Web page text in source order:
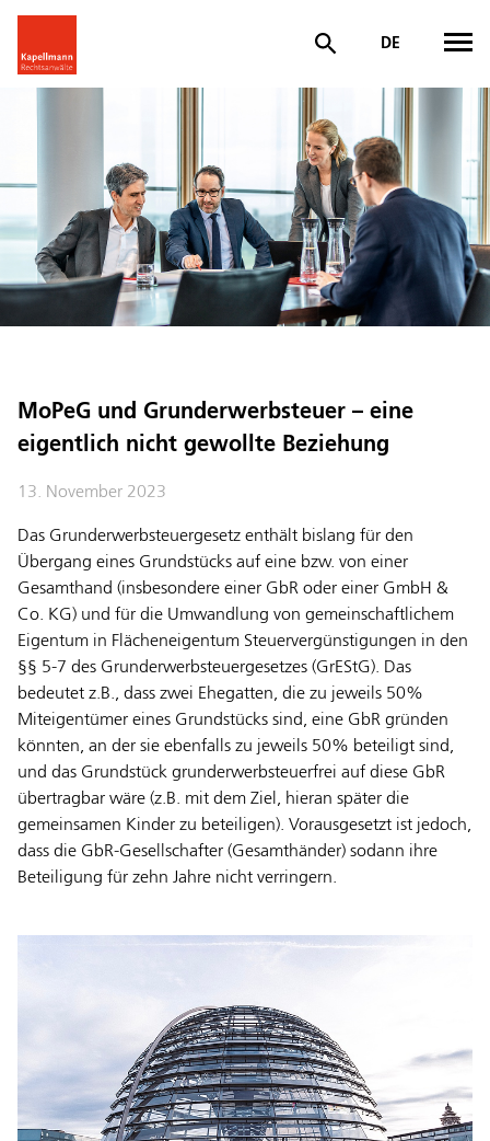
DE
MoPeG und Grunderwerbsteuer – eine
eigentlich nicht gewollte Beziehung
13. November 2023
Das Grunderwerbsteuergesetz enthält bislang für den
Übergang eines Grundstücks auf eine bzw. von einer
Gesamthand (insbesondere einer GbR oder einer GmbH &
Co. KG) und für die Umwandlung von gemeinschaftlichem
Eigentum in Flächeneigentum Steuervergünstigungen in den
§§ 5-7 des Grunderwerbsteuergesetzes (GrEStG). Das
bedeutet z.B., dass zwei Ehegatten, die zu jeweils 50%
Miteigentümer eines Grundstücks sind, eine GbR gründen
könnten, an der sie ebenfalls zu jeweils 50% beteiligt sind,
und das Grundstück grunderwerbsteuerfrei auf diese GbR
übertragbar wäre (z.B. mit dem Ziel, hieran später die
gemeinsamen Kinder zu beteiligen). Vorausgesetzt ist jedoch,
dass die GbR-Gesellschafter (Gesamthänder) sodann ihre
Beteiligung für zehn Jahre nicht verringern.